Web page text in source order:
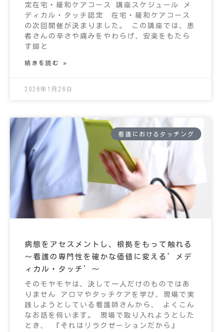
定在宅・緩和ケアコース 講座スケジュール メ
ディカル・タッチ認定 在宅・緩和ケアコース
の次回開催が決まりました。 この講座では、患
者さんの辛さや痛みをやわらげ、安楽をもたら
す脚と
続きを読む »
2026年1月26日
看護におけるタッチング
病態をアセスメントし、根拠をもって触れる
～看護の専門性を確かな価値に変える’メデ
ィカル・タッチ’～
そのモヤモヤは、決して一人だけのものではあ
りません アロマやタッチケアを学び、現場で実
践しようとしている看護師さんから、 よくこん
なお話を伺います。 現場で取り入れようとした
とき、 『それはリラクゼーションだから』